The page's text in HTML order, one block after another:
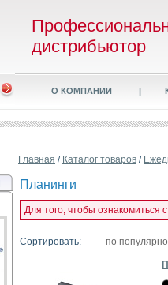
дистрибьютор
О КОМПАНИИ |
Главная / Каталог товаров /
Планинги
Для того, чтобы ознакомиться
Сортировать: по